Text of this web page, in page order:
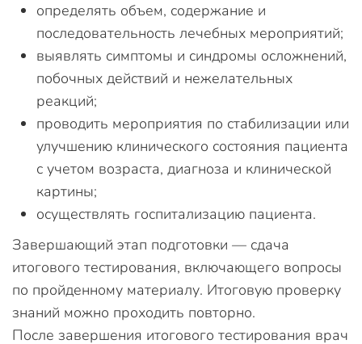
определять объем, содержание и
последовательность лечебных мероприятий;
выявлять симптомы и синдромы осложнений,
побочных действий и нежелательных
реакций;
проводить мероприятия по стабилизации или
улучшению клинического состояния пациента
с учетом возраста, диагноза и клинической
картины;
осуществлять госпитализацию пациента.
Завершающий этап подготовки — сдача
итогового тестирования, включающего вопросы
по пройденному материалу. Итоговую проверку
знаний можно проходить повторно.
После завершения итогового тестирования врач